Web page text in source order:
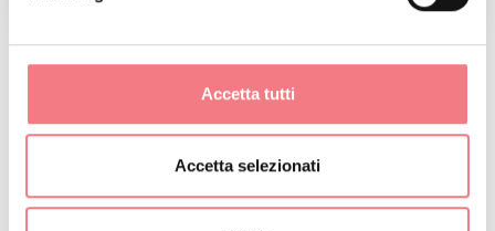
Accetta tutti
Accetta selezionati
RICHIEDI INFORMAZIONI